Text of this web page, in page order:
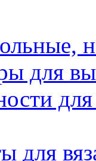
для
для